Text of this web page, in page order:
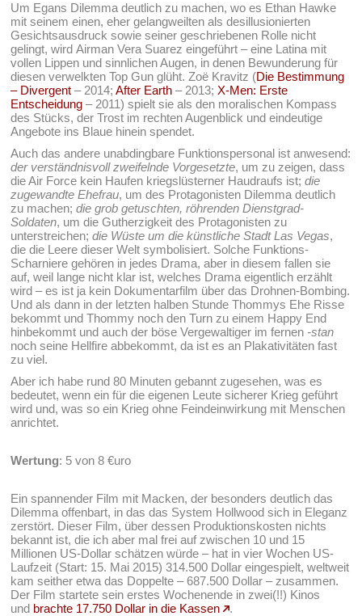
Um Egans Dilemma deutlich zu machen, wo es Ethan Hawke
mit seinem einen, eher gelangweilten als desillusionierten
Gesichtsausdruck sowie seiner geschriebenen Rolle nicht
gelingt, wird Airman Vera Suarez eingeführt – eine Latina mit
vollen Lippen und sinnlichen Augen, in denen Bewunderung für
diesen verwelkten Top Gun glüht. Zoë Kravitz (Die Bestimmung
– Divergent – 2014;After Earth – 2013;X-Men: Erste
Entscheidung – 2011) spielt sie als den moralischen Kompass
des Stücks, der Trost im rechten Augenblick und eindeutige
Angebote ins Blaue hinein spendet.
Auch das andere unabdingbare Funktionspersonal ist anwesend:
der verständnisvoll zweifelnde Vorgesetzte, um zu zeigen, dass
die Air Force kein Haufen kriegslüsterner Haudraufs ist;die
zugewandte Ehefrau, um des Protagonisten Dilemma deutlich
zu machen;die grob getuschten, röhrenden Dienstgrad-
Soldaten, um die Gutherzigkeit des Protagonisten zu
unterstreichen;die Wüste um die künstliche Stadt Las Vegas,
die die Leere dieser Welt symbolisiert. Solche Funktions-
Scharniere gehören in jedes Drama, aber in diesem fallen sie
auf, weil lange nicht klar ist, welches Drama eigentlich erzählt
wird – es ist ja kein Dokumentarfilm über das Drohnen-Bombing.
Und als dann in der letzten halben Stunde Thommys Ehe Risse
bekommt und Thommy noch den Turn zu einem Happy End
hinbekommt und auch der böse Vergewaltiger im fernen -stan
noch seine Hellfire abbekommt, da ist es an Plakativitäten fast
zu viel.
Aber ich habe rund 80 Minuten gebannt zugesehen, was es
bedeutet, wenn ein für die eigenen Leute sicherer Krieg geführt
wird und, was so ein Krieg ohne Feindeinwirkung mit Menschen
anrichtet.
Wertung: 5 von 8 €uro
Ein spannender Film mit Macken, der besonders deutlich das
Dilemma offenbart, in das das System Hollwood sich in Eleganz
zerstört. Dieser Film, über dessen Produktionskosten nichts
bekannt ist, die ich aber mal frei auf zwischen 10 und 15
Millionen US-Dollar schätzen würde – hat in vier Wochen US-
Laufzeit (Start: 15. Mai 2015) 314.500 Dollar eingespielt, weltweit
kam seither etwa das Doppelte – 687.500 Dollar – zusammen.
Der Film startete sein erstes Wochenende in zwei(!!) Kinos
und brachte 17.750 Dollar in die Kassen
.